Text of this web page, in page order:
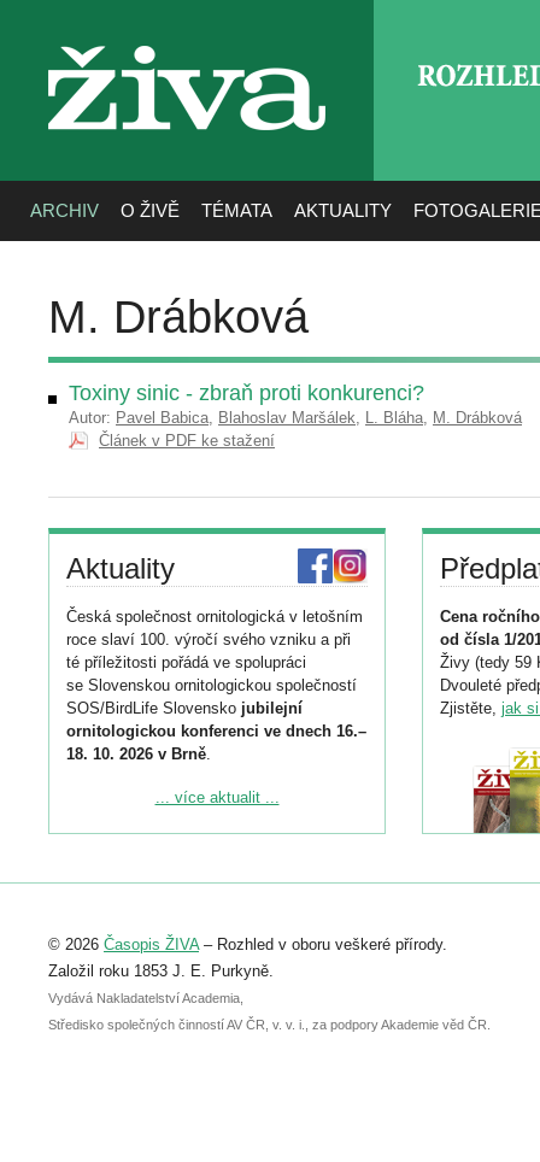
živa
ARCHIV O ŽIVĚ TÉMATA AKTUALITY
M. Drábková
Toxiny sinic - zbraň proti konkurenci?
Autor: Pavel Babica, Blahoslav Maršálek, L. Bláha, M. Drábková
Článek v PDF ke stažení
Aktuality
Česká společnost ornitologická v letošním
roce slaví 100. výročí svého vzniku a při
té příležitosti pořádá ve spolupráci
se Slovenskou ornitologickou společností
SOS/BirdLife Slovensko jubilejní
ornitologickou konferenci ve dnech 16.–
18. 10. 2026 v Brně.
Podrobnější informace ke konferenci
Registrovat se můžete do 6. září.
abstraktu přihlášené přednášky nebo
posteru je už 30. června.
... více aktualit ...
Cena
od čísla 1/
Živy (tedy 59
Dvouleté
Zjistěte, jak
© 2026 Časopis ŽIVA– Rozhled v oboru veškeré přírody.
Založil roku 1853 J. E. Purkyně.
Vydává Nakladatelství Academia,
Středisko společných činností AV ČR, v. v. i., za podpory Akademie věd ČR.